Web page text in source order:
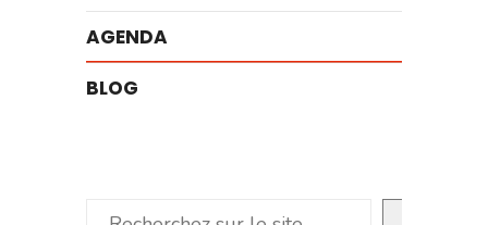
AGENDA
BLOG
Rechercher